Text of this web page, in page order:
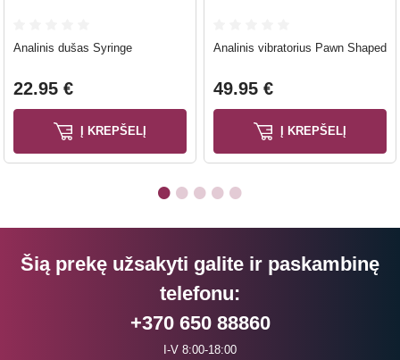
Analinis dušas Syringe
22.95 €
Į KREPŠELĮ
Analinis vibratorius Pawn Shaped
49.95 €
Į KREPŠELĮ
Šią prekę užsakyti galite ir paskambinę
telefonu:
+370 650 88860
I-V 8:00-18:00